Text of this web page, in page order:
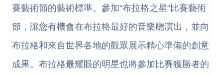
賽藝術節的藝術標準。參加“布拉格之星”比賽藝術
節，讓您有機會在布拉格最好的音樂廳演出，並向
布拉格和來自世界各地的觀眾展示精心準備的創意
成果。布拉格最耀眼的明星也將參加比賽獲勝者的